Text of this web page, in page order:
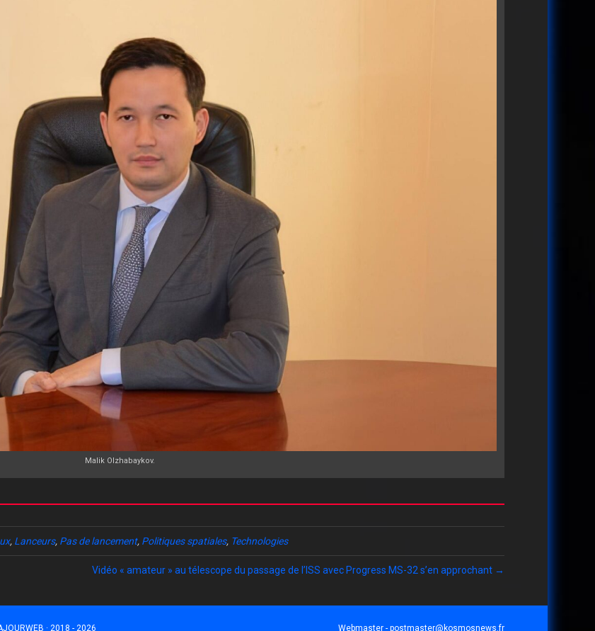
Malik Olzhabaykov.
, Lanceurs, Pas de lancement, Politiques spatiales, Technologies
Vidéo « amateur » au télescope du passage de l’ISS avec Progress MS-32 s’en approchant →
· 2018 - 2026 Webmaster -postmaster@kosmosnews.fr